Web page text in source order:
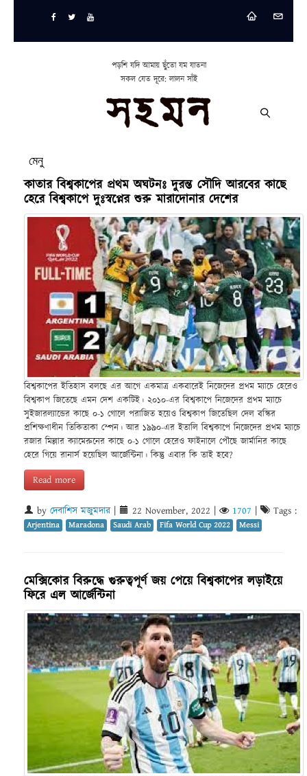
পড়শি যদি আমায় ছুঁতো যম যাতনা
সকল যেত দূরে: লালন সাঁই
মেনু
কাতার বিশ্বকাপের প্রথম অঘটনঃ দুরন্ত সৌদি আরবের কাছে
হেরে বিশ্বকাপে দুঃস্বপ্নের শুরু মারাদোনার দেশের
বিশ্বকাপের ইতিহাস বলছে এর আগে একমাত্র একবারেই নিজেদের প্রথম ম্যাচে হেরেও
বিশ্বকাপ জিতেছে এমন দেশ একটিই। ২০১০-এর বিশ্বকাপে নিজেদের প্রথম ম্যাচে
সুইজারল্যান্ডের কাছে ০-১ গোলে পরাজিত হয়েও বিশ্বকাপ জিতেছিল দেল বস্কির
প্রশিক্ষণাধীন তিকিতাকা স্পেন। আর ১৯৯০-এর ইতালি বিশ্বকাপে নিজেদের প্রথম ম্যাচে
রজার মিল্লার ক্যামেরুনের কাছে ০-১ গোলে হেরেও ফাইনালে পৌছে জার্মানির কাছে
হেরে গিয়ে রানার্স হয়েছিল আর্জেন্টিনা। কিন্তু এবার কি তাই হবে?
Read more
by দেবাশিস মজুমদার| 22 November, 2022 1707 Tags :
Arjentina Maradona Saudi Arab Fifa World Cup 2022 Messi
মেক্সিকোর বিরুদ্ধে গুরুত্বপূর্ণ জয় পেয়ে বিশ্বকাপের লড়াইয়ে
ফিরে এল আর্জেন্টিনা